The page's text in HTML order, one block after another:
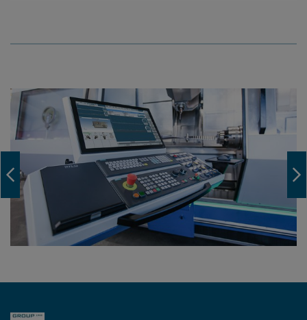
Navigation Previous